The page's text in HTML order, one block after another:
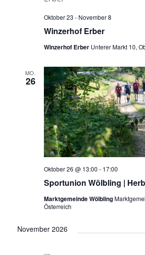
Winzerhof Erber
Oktober 23 - November 8
Winzerhof Erber Unterer Markt 10,
MO.
26
Sportunion Wölbling |
Oktober 26 @ 13:00 - 17:00
Marktgemeinde Wölbling
Österreich
November 2026